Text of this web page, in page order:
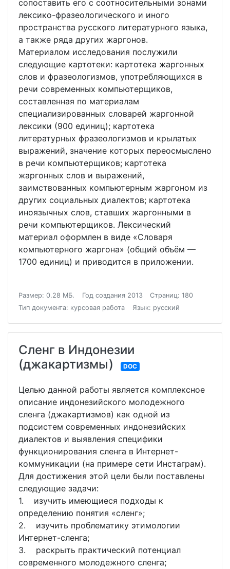
сопоставить его с соотносительными зонами
лексико-фразеологического и иного
пространства русского литературного языка,
а также ряда других жаргонов.
Материалом исследования послужили
следующие картотеки: картотека жаргонных
слов и фразеологизмов, употребляющихся в
речи современных компьютерщиков,
составленная по материалам
специализированных словарей жаргонной
лексики (900 единиц); картотека
литературных фразеологизмов и крылатых
выражений, значение которых переосмыслено
в речи компьютерщиков; картотека
жаргонных слов и выражений,
заимствованных компьютерным жаргоном из
других социальных диалектов; картотека
иноязычных слов, ставших жаргонными в
речи компьютерщиков. Лексический
материал оформлен в виде «Словаря
компьютерного жаргона» (общий объём —
1700 единиц) и приводится в приложении.
Размер: 0.28 МБ. Год создания 2013
Страниц: 180
Тип документа: курсовая работа
Язык: русский
Сленг в Индонезии
(джакартизмы)
DOC
Целью данной работы является комплексное
описание индонезийского молодежного
сленга (джакартизмов) как одной из
подсистем современных индонезийских
диалектов и выявления специфики
функционирования сленга в Интернет-
коммуникации (на примере сети Инстаграм).
Для достижения этой цели были поставлены
следующие задачи:
1. изучить имеющиеся подходы к
определению понятия «сленг»;
2. изучить проблематику этимологии
Интернет-сленга;
3. раскрыть практический потенциал
современного молодежного сленга;